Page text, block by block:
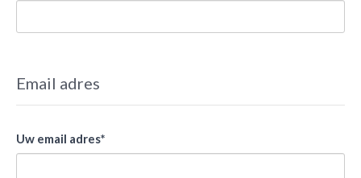
Email adres
Uw email adres*